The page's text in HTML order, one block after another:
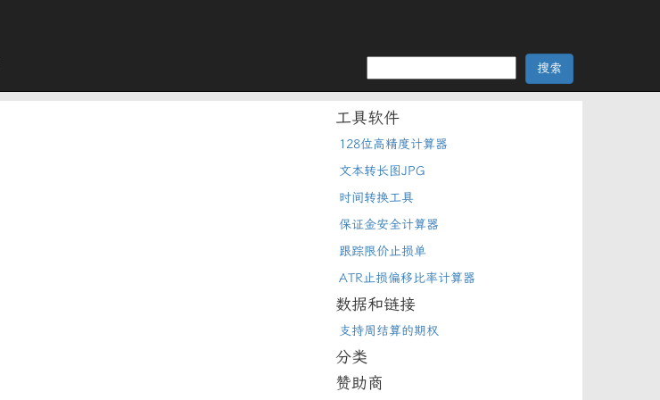
工具软件
128位高精度计算器
文本转长图JPG
时间转换工具
保证金安全计算器
跟踪限价止损单
ATR止损偏移比率计算器
数据和链接
支持周结算的期权
分类
赞助商